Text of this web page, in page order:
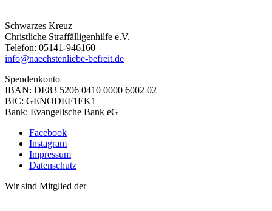
Schwarzes Kreuz
Christliche Straffälligenhilfe e.V.
Telefon: 05141-946160
info@naechstenliebe-befreit.de
Spendenkonto
IBAN: DE83 5206 0410 0000 6002 02
BIC: GENODEF1EK1
Bank: Evangelische Bank eG
Facebook
Instagram
Impressum
Datenschutz
Wir sind Mitglied der